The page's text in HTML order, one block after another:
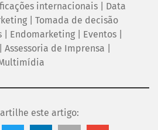
internacionais | Data
| Tomada de decisão
Endomarketing | Eventos |
de Imprensa |
este artigo: